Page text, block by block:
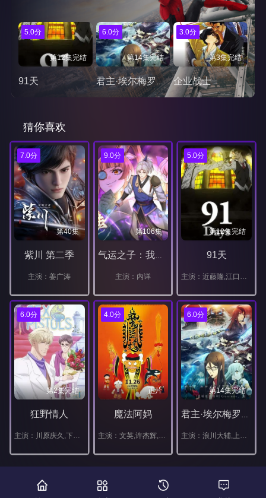
5.0分
第12集完结
91天
6.0分
第14集完结
君主·埃尔梅罗二世事件簿魔眼收集列车
3.0分
第3集完结
企业战士
猜你喜欢
7.0分
第40集
紫川 第二季
主演：姜广涛
9.0分
第106集
气运之子：我可以无限暴击 动态漫画
主演：内详
5.0分
第12集完结
91天
主演：近藤隆,江口拓也,小野大辅,齐藤壮马,津田健次郎,西山宏太朗,中村悠一,樱井孝宏,山路和弘,三上哲,佐藤奏美,本渡枫,铃木达央,天田益男,滨田贤二,东城日沙子,古川慎,茶风林,咲野俊介,加濑康之,绵贯龙之介,佐藤节二,浅野麻由美,大塚芳忠,木村昴,市道真央,朝井彩加,青木瑠璃子,辻亲八,石井康嗣,黑田崇矢,伊丸冈笃,东地宏树
6.0分
第2集完结
狂野情人
主演：川原庆久,下野纮,杉田智和,羽多野涉,游佐浩二,野岛裕史
4.0分
正片
魔法阿妈
主演：文英,许杰辉,莊博文
6.0分
第14集完结
君主·埃尔梅罗二世事件簿魔眼收集列车
主演：浪川大辅,上田丽奈,小野大辅,水濑祈,松冈祯丞,山下诚一郎,小林裕介,平川大辅,皆口裕子,野岛裕史,伊藤静,乃村健次,冈咲美保,米泽圆,大地叶,川澄绫子,山崎巧,大塚明夫